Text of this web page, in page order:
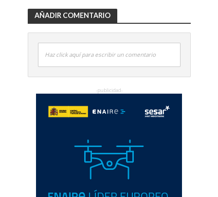
AÑADIR COMENTARIO
Haz click aquí para escribir un comentario